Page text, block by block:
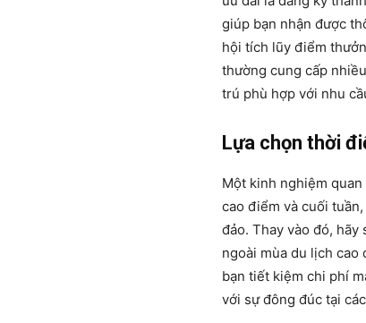
giúp bạn nhận được
hội tích lũy điểm
thường cung cấp
trú phù hợp với nhu
Lựa chọn thời
Một kinh nghiệm
cao điểm và cuối
đảo. Thay vào đó,
ngoài mùa du lịch
bạn tiết kiệm chi phí
với sự đông đúc tại